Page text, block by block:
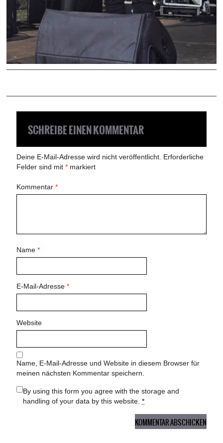
SCHREIBE EINEN KOMMENTAR
Deine E-Mail-Adresse wird nicht veröffentlicht. Erforderliche
Felder sind mit * markiert
Kommentar *
Name *
E-Mail-Adresse *
Website
Name, E-Mail-Adresse und Website in diesem Browser für
meinen nächsten Kommentar speichern.
By using this form you agree with the storage and
handling of your data by this website. *